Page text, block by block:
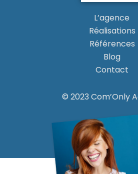
L’agence
Réalisations
Références
Blog
Contact
© 2023 Com’Only